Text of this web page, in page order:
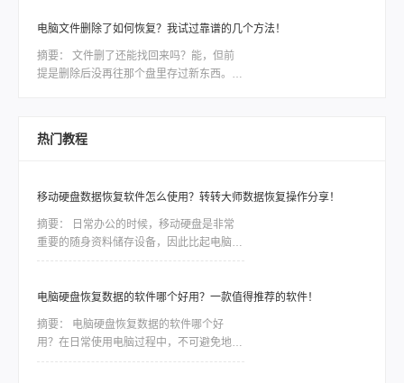
否被“覆盖”，比用什么软件都关键——因为
还躺在硬盘里；但只要新数据住了进去，原
文件就被物理抹掉，神仙也难救。一段糟心
堆模糊的重复图，结果
电脑文件删除了如何恢复？我试过靠谱的几个方法！
摘要：
提是删除后没再往那个盘里存过新东西。电
真把原来的文件盖掉。盖掉的部分，用什么
热门教程
移动硬盘数据恢复软件怎么使用？转转大师数据恢复操作分享！
摘要：
重要的随身资料储存设备，因此比起电脑本
地的硬盘，移动硬盘更加容易出现数据丢
备份，那么造成的损失将是难以估量的，因
常大，今天我们就针对转转数据恢复大师数
据恢复这款软件，讲讲如何利用工具恢复丢
电脑硬盘恢复数据的软件哪个好用？一款值得推荐的软件！
摘要：
用？在日常使用电脑过程中，不可避免地会
遇到电脑硬盘数据丢失或损坏的情况。无论